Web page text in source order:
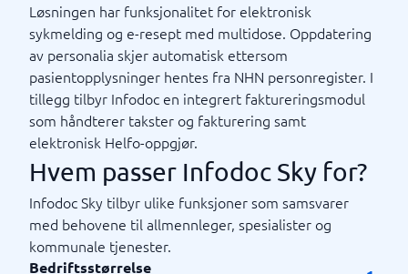
Løsningen har funksjonalitet for elektronisk
sykmelding og e-resept med multidose. Oppdatering
av personalia skjer automatisk ettersom
pasientopplysninger hentes fra NHN personregister. I
tillegg tilbyr Infodoc en integrert faktureringsmodul
som håndterer takster og fakturering samt
elektronisk Helfo-oppgjør.
Hvem passer Infodoc Sky for?
Infodoc Sky tilbyr ulike funksjoner som samsvarer
med behovene til allmennleger, spesialister og
kommunale tjenester.
Bedriftsstørrelse